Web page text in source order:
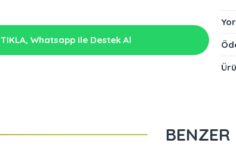
TIKLA, Whatsapp ile Destek Al